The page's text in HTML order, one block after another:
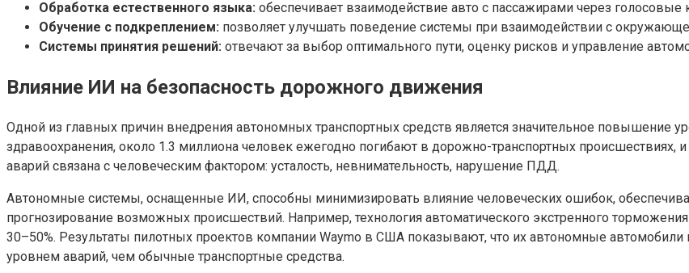
Обработка естественного языка: обеспечивает взаимодействие авто с пассажирами через
Обучение с подкреплением: позволяет улучшать поведение системы при взаимодействии с
Системы принятия решений: отвечают за выбор оптимального пути, оценку рисков и управление
Влияние ИИ на безопасность дорожного движения
Одной из главных причин внедрения автономных транспортных средств является значительное повышение
здравоохранения, около 1.3 миллиона человек ежегодно погибают в дорожно-транспортных
аварий связана с человеческим фактором: усталость, невнимательность, нарушение ПДД.
Автономные системы, оснащенные ИИ, способны минимизировать влияние человеческих ошибок,
прогнозирование возможных происшествий. Например, технология автоматического экстренного
30–50%. Результаты пилотных проектов компании Waymo в США показывают, что их автономные
уровнем аварий, чем обычные транспортные средства.